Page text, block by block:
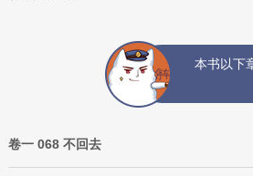
本书以下
卷一 068 不回去